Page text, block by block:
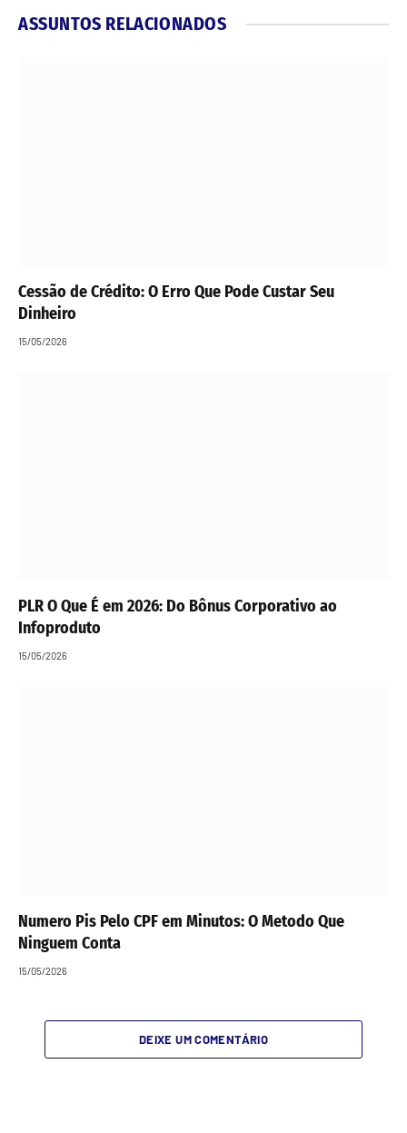
ASSUNTOS RELACIONADOS
Cessão de Crédito: O Erro Que Pode Custar Seu
Dinheiro
15/05/2026
PLR O Que É em 2026: Do Bônus Corporativo ao
Infoproduto
15/05/2026
Numero Pis Pelo CPF em Minutos: O Metodo Que
Ninguem Conta
15/05/2026
DEIXE UM COMENTÁRIO